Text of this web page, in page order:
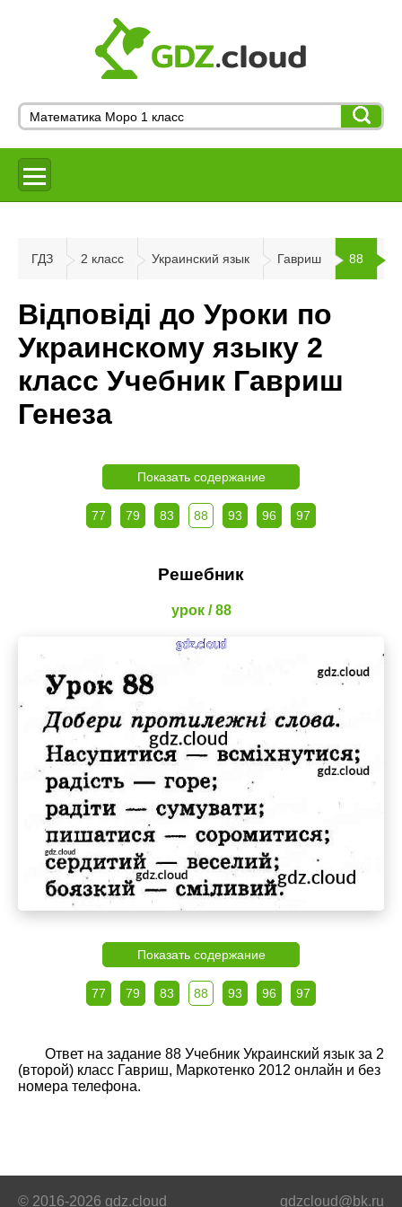
ГДЗ 2 класс Украинский язык Гавриш 88
Відповіді до Уроки по
Украинскому языку 2
класс Учебник Гавриш
Генеза
Показать содержание
77 79 83 88 93 96 97
Решебник
урок / 88
Показать содержание
77 79 83 88 93 96 97
Ответ на задание 88 Учебник Украинский язык за 2
(второй) класс Гавриш, Маркотенко 2012 онлайн и без
номера телефона.
© 2016-2026 gdz.cloud gdzcloud@bk.ru